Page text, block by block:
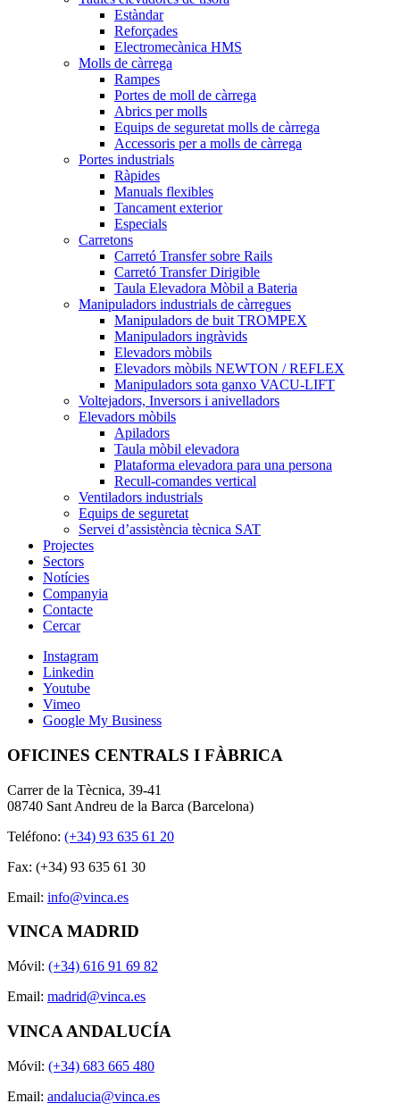
Estàndar
Reforçades
Electromecànica HMS
Molls de càrrega
Rampes
Portes de moll de càrrega
Abrics per molls
Equips de seguretat molls de càrrega
Accessoris per a molls de càrrega
Portes industrials
Ràpides
Manuals flexibles
Tancament exterior
Especials
Carretons
Carretó Transfer sobre Rails
Carretó Transfer Dirigible
Taula Elevadora Mòbil a Bateria
Manipuladors industrials de càrregues
Manipuladors de buit TROMPEX
Manipuladors ingràvids
Elevadors mòbils
Elevadors mòbils NEWTON / REFLEX
Manipuladors sota ganxo VACU-LIFT
Voltejadors, Inversors i anivelladors
Elevadors mòbils
Apiladors
Taula mòbil elevadora
Plataforma elevadora para una persona
Recull-comandes vertical
Ventiladors industrials
Equips de seguretat
Servei d’assistència tècnica SAT
Projectes
Sectors
Notícies
Companyia
Contacte
Cercar
Instagram
Linkedin
Youtube
Vimeo
Google My Business
OFICINES CENTRALS I FÀBRICA
Carrer de la Tècnica, 39-41
08740 Sant Andreu de la Barca (Barcelona)
Teléfono: (+34) 93 635 61 20
Fax: (+34) 93 635 61 30
Email: info@vinca.es
VINCA MADRID
Móvil: (+34) 616 91 69 82
Email: madrid@vinca.es
VINCA ANDALUCÍA
Móvil: (+34) 683 665 480
Email: andalucia@vinca.es